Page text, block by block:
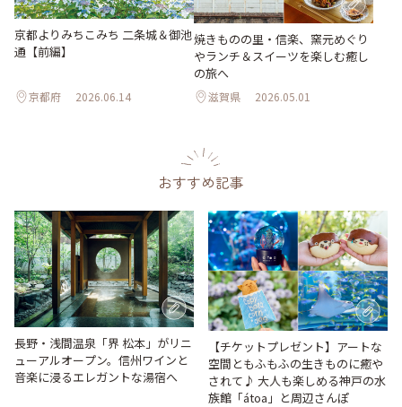
京都よりみちこみち 二条城＆御池
通【前編】
京都府 2026.06.14
焼きものの里・信楽、窯元めぐり
やランチ＆スイーツを楽しむ癒し
の旅へ
滋賀県 2026.05.01
おすすめ記事
長野・浅間温泉「界 松本」がリニ
ューアルオープン。信州ワインと
音楽に浸るエレガントな湯宿へ
【チケットプレゼント】アートな
空間ともふもふの生きものに癒や
されて♪ 大人も楽しめる神戸の水
族館「átoa」と周辺さんぽ